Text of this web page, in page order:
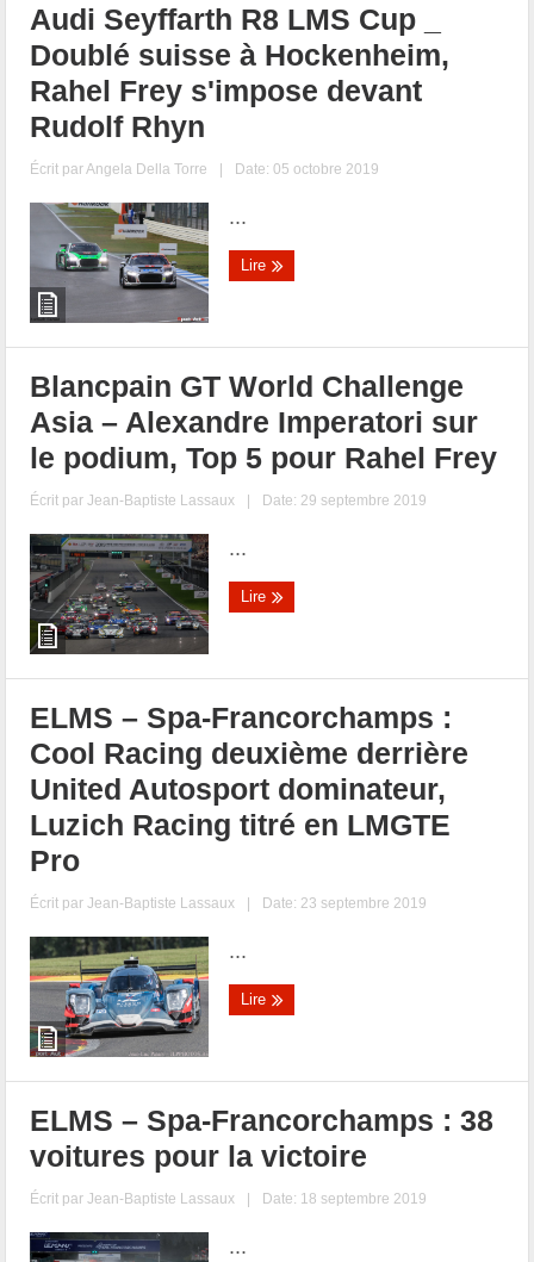
Audi Seyffarth R8 LMS Cup _
Doublé suisse à Hockenheim,
Rahel Frey s'impose devant
Rudolf Rhyn
Écrit parAngela Della Torre | Date: 05 octobre 2019
...
Lire
Blancpain GT World Challenge
Asia – Alexandre Imperatori sur
le podium, Top 5 pour Rahel Frey
Écrit parJean-Baptiste Lassaux | Date: 29 septembre 2019
...
Lire
ELMS – Spa-Francorchamps :
Cool Racing deuxième derrière
United Autosport dominateur,
Luzich Racing titré en LMGTE
Pro
Écrit parJean-Baptiste Lassaux | Date: 23 septembre 2019
...
Lire
ELMS – Spa-Francorchamps : 38
voitures pour la victoire
Écrit parJean-Baptiste Lassaux | Date: 18 septembre 2019
...